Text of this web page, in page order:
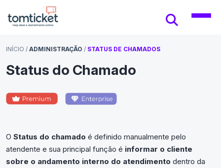
INÍCIO / ADMINISTRAÇÃO / STATUS DE CHAMADOS
Status do Chamado
O Status do chamado é definido manualmente pelo
atendente e sua principal função é informar o cliente
sobre o andamento interno do atendimento dentro da